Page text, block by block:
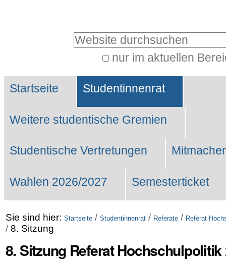
Website durchsuchen
nur im aktuellen
Suche…
Sektionen
Startseite Studentinnenrat
Weitere studentische Gremien
Studentische Vertretungen
Wahlen 2026/2027 Semesterticket
Sie sind hier: Startseite / Studentinnenrat / Referate / Referat
/ 8. Sitzung
8. Sitzung Referat Hochschulpolitik